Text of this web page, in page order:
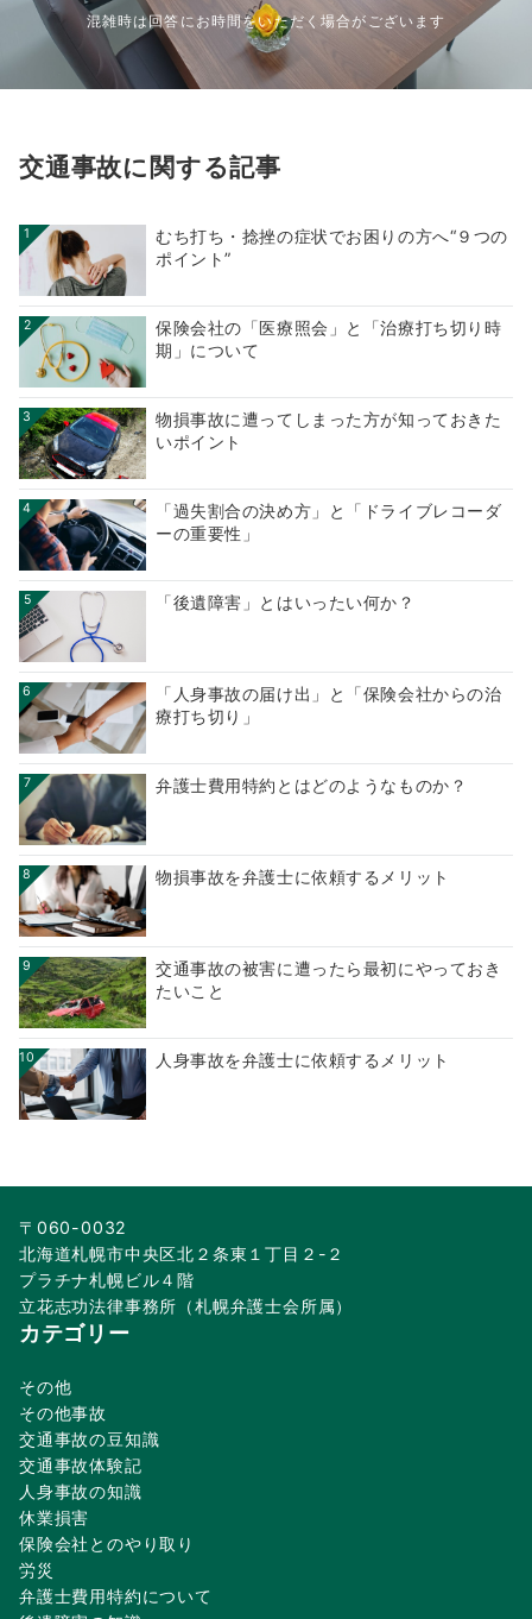
混雑時は回答にお時間をいただく場合がございます
交通事故に関する記事
1
むち打ち・捻挫の症状でお困りの方へ“９つの
ポイント”
2
保険会社の「医療照会」と「治療打ち切り時
期」について
3
物損事故に遭ってしまった方が知っておきた
いポイント
4
「過失割合の決め方」と「ドライブレコーダ
ーの重要性」
5 「後遺障害」とはいったい何か？
6
「人身事故の届け出」と「保険会社からの治
療打ち切り」
7 弁護士費用特約とはどのようなものか？
8 物損事故を弁護士に依頼するメリット
9
交通事故の被害に遭ったら最初にやっておき
たいこと
10 人身事故を弁護士に依頼するメリット
〒060-0032
北海道札幌市中央区北２条東１丁目２-２
プラチナ札幌ビル４階
立花志功法律事務所（札幌弁護士会所属）
カテゴリー
その他
その他事故
交通事故の豆知識
交通事故体験記
人身事故の知識
休業損害
保険会社とのやり取り
労災
弁護士費用特約について